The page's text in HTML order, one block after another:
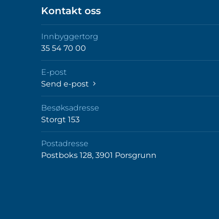
Kontakt oss
Innbyggertorg
35 54 70 00
E-post
Send e-post
Besøksadresse
Storgt 153
Postadresse
Postboks 128, 3901 Porsgrunn